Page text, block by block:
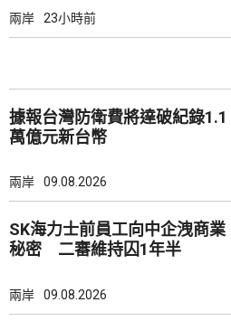
兩岸 23小時前
據報台灣防衛費將達破紀錄1.1
萬億元新台幣
兩岸 09.08.2026
SK海力士前員工向中企洩商業
秘密 二審維持囚1年半
兩岸 09.08.2026